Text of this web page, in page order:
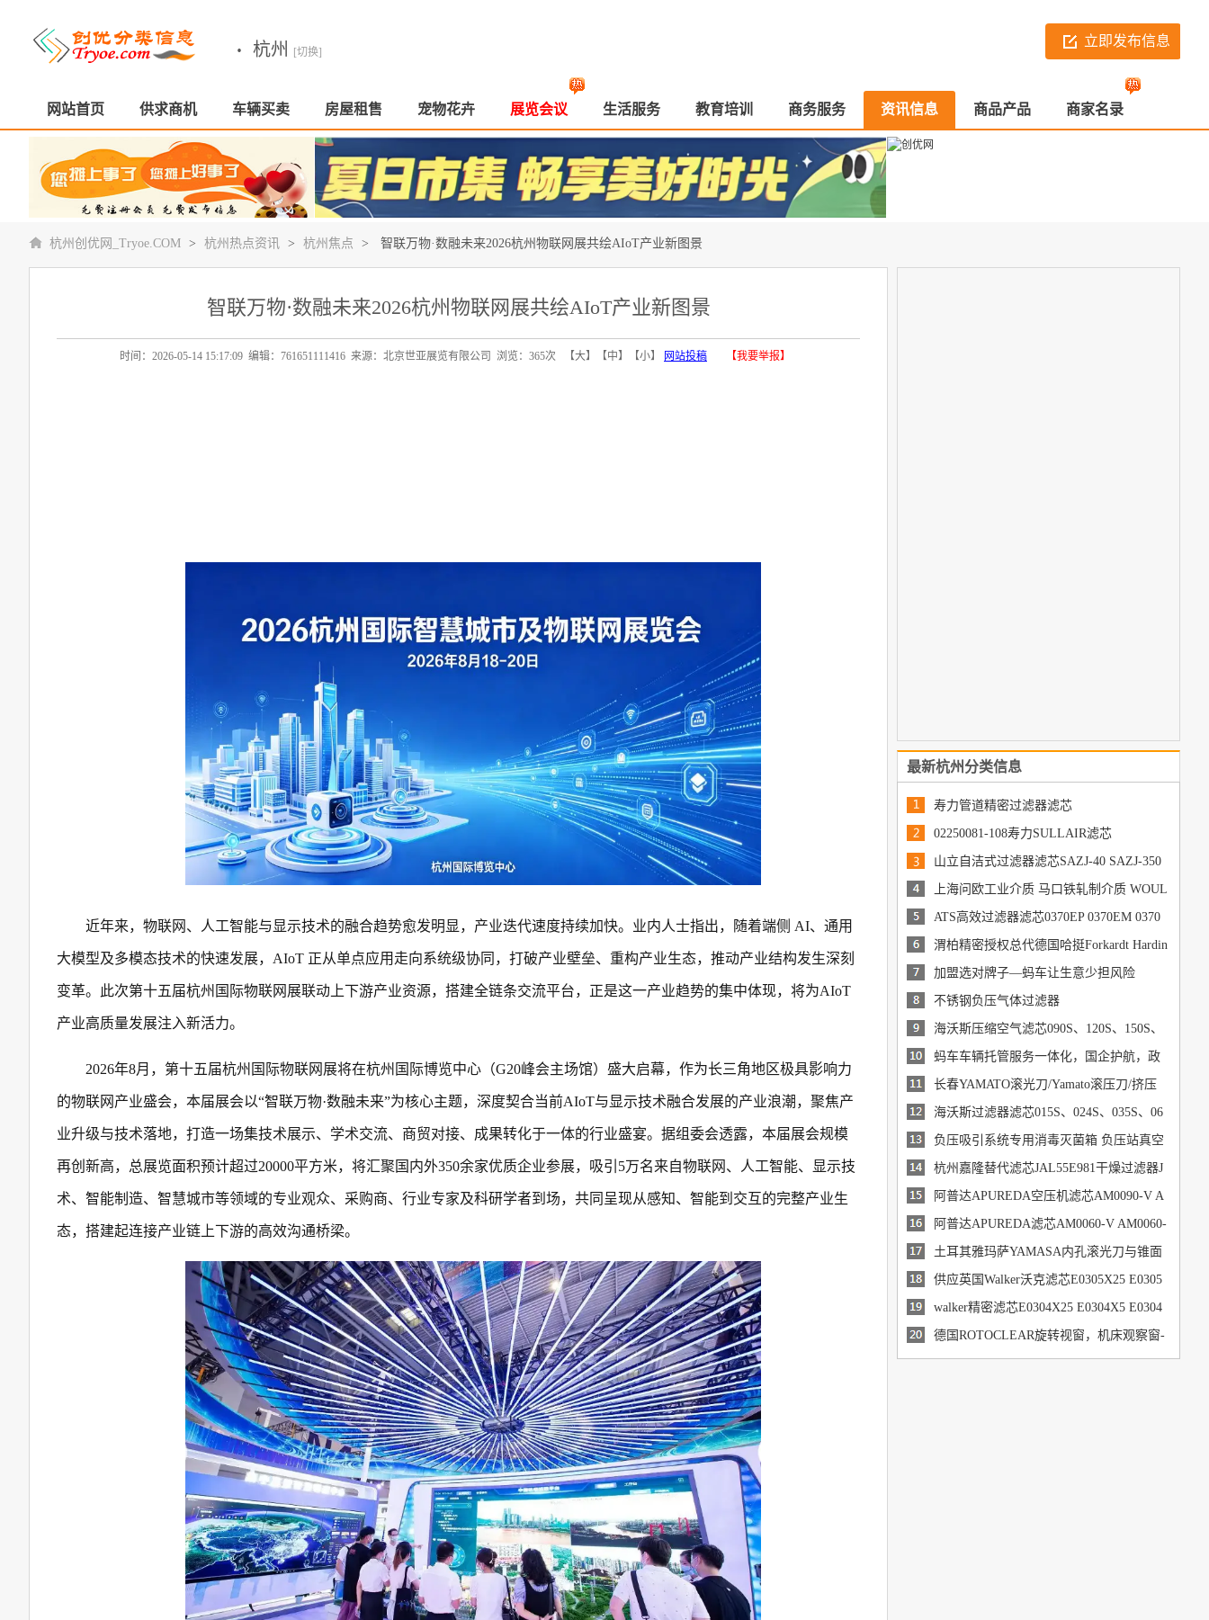
立即发布信息
· 杭州 [切换]
网站首页 供求商机 车辆买卖 房屋租售 宠物花卉 展览会议 生活服务 教育培训 商务服务 资讯信息 商品产品 商家名录
杭州创优网_Tryoe.COM > 杭州热点资讯 > 杭州焦点 > 智联万物·数融未来2026杭州物联网展共绘AIoT产业新图景
智联万物·数融未来2026杭州物联网展共绘AIoT产业新图景
时间：2026-05-14 15:17:09 编辑：761651111416 来源：北京世亚展览有限公司 浏览：365次 【大】【中】【小】 网站投稿 【我要举报】
近年来，物联网、人工智能与显示技术的融合趋势愈发明显，产业迭代速度持续加快。业内人士指出，随着端侧 AI、通用
大模型及多模态技术的快速发展，AIoT 正从单点应用走向系统级协同，打破产业壁垒、重构产业生态，推动产业结构发生深刻
变革。此次第十五届杭州国际物联网展联动上下游产业资源，搭建全链条交流平台，正是这一产业趋势的集中体现，将为AIoT
产业高质量发展注入新活力。
2026年8月，第十五届杭州国际物联网展将在杭州国际博览中心（G20峰会主场馆）盛大启幕，作为长三角地区极具影响力
的物联网产业盛会，本届展会以“智联万物·数融未来”为核心主题，深度契合当前AIoT与显示技术融合发展的产业浪潮，聚焦产
业升级与技术落地，打造一场集技术展示、学术交流、商贸对接、成果转化于一体的行业盛宴。据组委会透露，本届展会规模
再创新高，总展览面积预计超过20000平方米，将汇聚国内外350余家优质企业参展，吸引5万名来自物联网、人工智能、显示技
术、智能制造、智慧城市等领域的专业观众、采购商、行业专家及科研学者到场，共同呈现从感知、智能到交互的完整产业生
态，搭建起连接产业链上下游的高效沟通桥梁。
最新杭州分类信息
寿力管道精密过滤器滤芯
02250081-108寿力SULLAIR滤芯
山立自洁式过滤器滤芯SAZJ-40 SAZJ-350
SAZJ-60 SAZJ-400
上海问欧工业介质 马口铁轧制介质 WOUL
ER 160 冷轧
ATS高效过滤器滤芯0370EP 0370EM 0370
EH 渭柏精密授权总代德国哈挺Forkardt Hardin
ge筒夹/HARDINGE车床夹头
加盟选对牌子—蚂车让生意少担风险
不锈钢负压气体过滤器
海沃斯压缩空气滤芯090S、120S、150S、
240S 蚂车车辆托管服务一体化，国企护航，政
府扶持.长春YAMATO滚光刀/Yamato滚压刀/挤压
刀通用加工参数
海沃斯过滤器滤芯015S、024S、035S、06
0S 负压吸引系统专用消毒灭菌箱 负压站真空
系统排气灭菌器
杭州嘉隆替代滤芯JAL55E981干燥过滤器J
AL41B737阿普达APUREDA空压机滤芯AM0090-V A
M0090-A AM0090-B AM0090-C
阿普达APUREDA滤芯AM0060-V AM0060-
A AM0060-B AM0060-C
土耳其雅玛萨YAMASA内孔滚光刀与锥面
挤压刀DX加工优势
供应英国Walker沃克滤芯E0305X25 E0305
X5 E0305X1E0305XA E030
walker精密滤芯E0304X25 E0304X5 E0304
X1 E0304XA E0304AC
德国ROTOCLEAR旋转视窗，机床观察窗-
代理渭柏精密